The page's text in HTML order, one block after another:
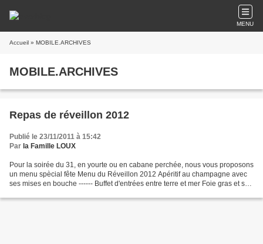
MENU
Accueil » MOBILE.ARCHIVES
MOBILE.ARCHIVES
Repas de réveillon 2012
Publié le 23/11/2011 à 15:42
Par la Famille LOUX
Pour la soirée du 31, en yourte ou en cabane perchée, nous vous proposons
un menu spècial fête Menu du Réveillon 2012 Apéritif au champagne avec
ses mises en bouche ------ Buffet d'entrées entre terre et mer Foie gras et son